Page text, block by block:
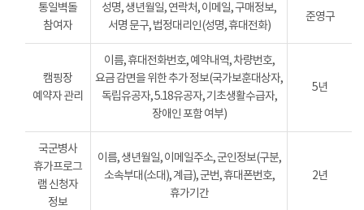
통일벽돌
참여자
성명, 생년월일, 연락처, 이메일, 구매정보,
서명 문구, 법정대리인(성명, 휴대전화)
준영구
캠핑장
예약자 관리
이름, 휴대전화번호, 예약내역, 차량번호,
요금 감면을 위한 추가 정보(국가보훈대상자,
독립유공자, 5.18유공자, 기초생활수급자,
장애인 포함 여부)
5년
국군병사
휴가프로그
램 신청자
정보
이름, 생년월일, 이메일주소, 군인정보(구분,
소속부대(소대), 계급), 군번, 휴대폰번호,
휴가기간
2년